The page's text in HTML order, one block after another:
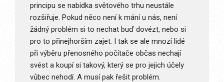
principu se nabídka světového trhu neustále
rozšiřuje. Pokud něco není k mání u nás, není
žádný problém si to nechat buď dovézt, nebo si
pro to přinejhorším zajet. I tak se ale mnozí lidé
při výběru přenosného počítače občas nechají
svést a koupí si takový, který se pro jejich účely
vůbec nehodí. A musí pak řešit problém.